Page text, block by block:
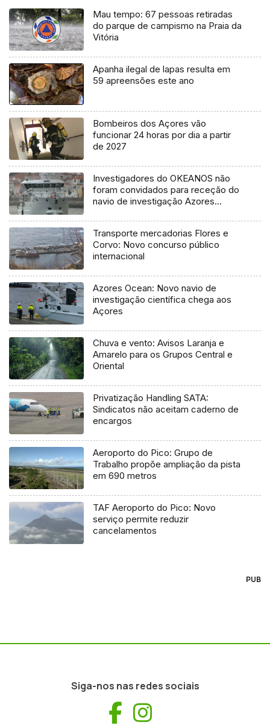
Mau tempo: 67 pessoas retiradas
do parque de campismo na Praia da
Vitória
Apanha ilegal de lapas resulta em
59 apreensões este ano
Bombeiros dos Açores vão
funcionar 24 horas por dia a partir
de 2027
Investigadores do OKEANOS não
foram convidados para receção do
navio de investigação Azores
Transporte mercadorias Flores e
Corvo: Novo concurso público
internacional
Azores Ocean: Novo navio de
investigação científica chega aos
Açores
Chuva e vento: Avisos Laranja e
Amarelo para os Grupos Central e
Oriental
Privatização Handling SATA:
Sindicatos não aceitam caderno de
encargos
Aeroporto do Pico: Grupo de
Trabalho propõe ampliação da pista
em 690 metros
TAF Aeroporto do Pico: Novo
serviço permite reduzir
cancelamentos
PUB
Siga-nos nas redes sociais
Facebook